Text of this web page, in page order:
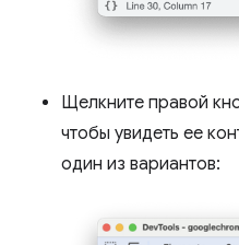
Щелкните правой
чтобы увидеть ее
один из вариантов: